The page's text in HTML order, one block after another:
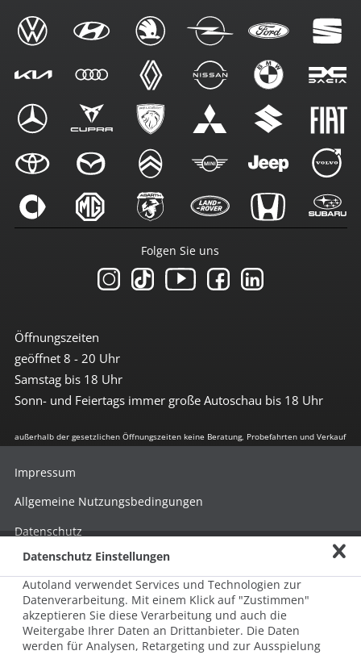
Öffnungszeiten
geöffnet 8 - 20 Uhr
Samstag bis 18 Uhr
Sonn- und Feiertags immer große Autoschau bis 18 Uhr
Folgen Sie uns
außerhalb der gesetzlichen Öffnungszeiten keine Beratung, Probefahrten und Verkauf
© 2026 AUTOLAND 24 SE & Co. Betriebs KG
Impressum
Allgemeine Nutzungsbedingungen
Datenschutz
Hinweisgebersystem nach HinSchG
Beschwerde nach LkSG
Grundsatzerklärung zum LkSG
Datenschutz Einstellungen
Autoland verwendet Services und Technologien zur
Datenverarbeitung. Mit einem Klick auf "Zustimmen"
akzeptieren Sie diese Verarbeitung und auch die
Weitergabe Ihrer Daten an Drittanbieter. Die Daten
werden für Analysen, Retargeting und zur Ausspielung